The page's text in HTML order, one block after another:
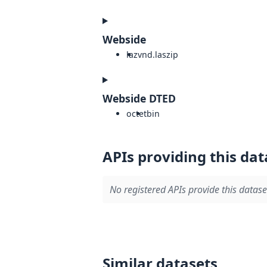
Webside
lazvnd.laszip
Webside DTED
octetbin
APIs providing this
No registered APIs provide this
Similar datasets